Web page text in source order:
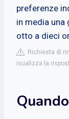
preferenze
in media una
otto a dieci
Richiesta di
isualizza la